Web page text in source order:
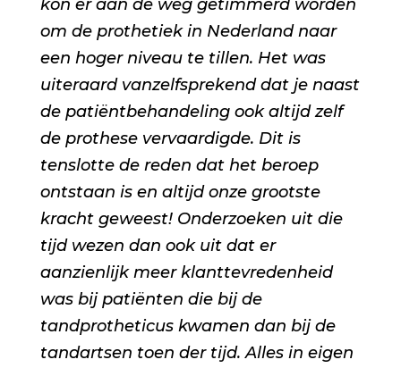
kon er aan de weg getimmerd worden
om de prothetiek in Nederland naar
een hoger niveau te tillen. Het was
uiteraard vanzelfsprekend dat je naast
de patiëntbehandeling ook altijd zelf
de prothese vervaardigde. Dit is
tenslotte de reden dat het beroep
ontstaan is en altijd onze grootste
kracht geweest! Onderzoeken uit die
tijd wezen dan ook uit dat er
aanzienlijk meer klanttevredenheid
was bij patiënten die bij de
tandprotheticus kwamen dan bij de
tandartsen toen der tijd. Alles in eigen